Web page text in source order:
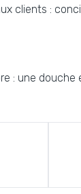
clients :
une douche